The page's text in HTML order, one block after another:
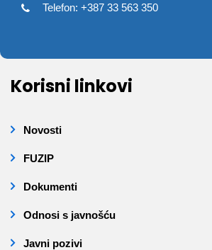
Telefon: +387 33 563 350
Korisni linkovi
Novosti
FUZIP
Dokumenti
Odnosi s javnošću
Javni pozivi